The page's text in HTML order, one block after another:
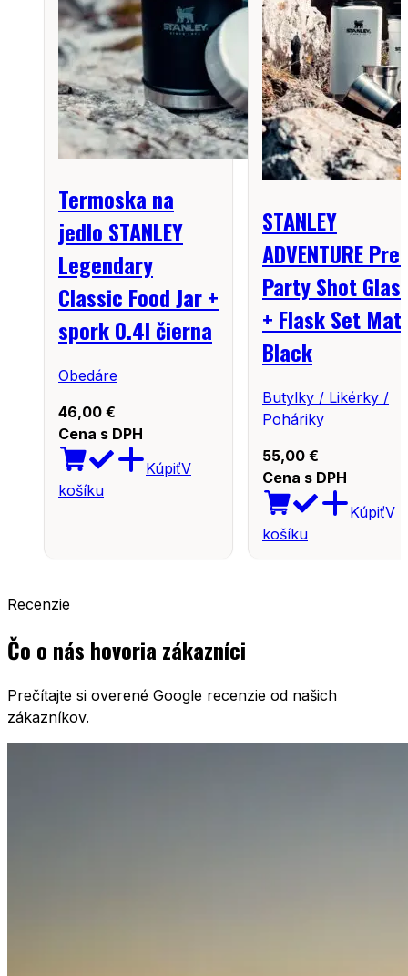
Termoska na
jedlo STANLEY
Legendary
Classic Food Jar +
spork 0.4l čierna
Obedáre
46,00 €
Cena s DPH
KúpiťV
košíku
STANLEY
ADVENTURE Pre-
Party Shot
+ Flask Set
Black
Butylky / Likérky /
Poháriky
55,00 €
Cena s DPH
KúpiťV
košíku
Recenzie
Čo o nás hovoria zákazníci
Prečítajte si overené Google recenzie od našich
zákazníkov.